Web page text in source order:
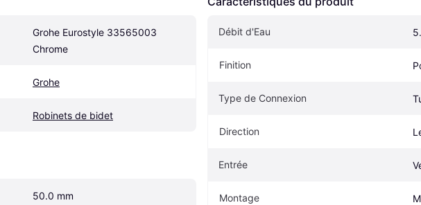
Grohe Eurostyle 33565003
Chrome
Grohe
Robinets de bidet
50.0 mm
Débit d'Eau
Finition
Type de Connexion
Direction
Entrée
Montage